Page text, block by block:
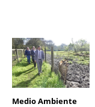
Medio Ambiente